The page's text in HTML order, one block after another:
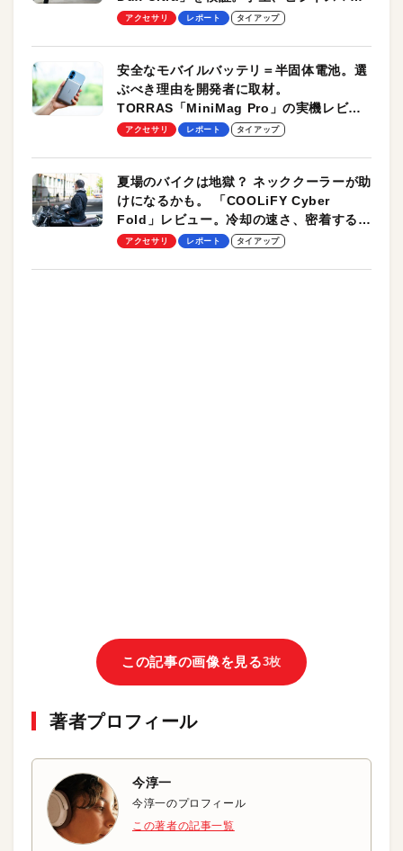
のモバイルユースに最適！
アクセサリ レポート タイアップ
安全なモバイルバッテリ＝半固体電池。選
ぶべき理由を開発者に取材。
TORRAS「MiniMag Pro」の実機レビュ
ーも
アクセサリ レポート タイアップ
夏場のバイクは地獄？ ネッククーラーが助
けになるかも。 「COOLiFY Cyber
Fold」レビュー。冷却の速さ、密着する冷
却プレート、シンプルな操作性がグッド！
アクセサリ レポート タイアップ
この記事の画像を見る3枚
著者プロフィール
今淳一
今淳一のプロフィール
この著者の記事一覧